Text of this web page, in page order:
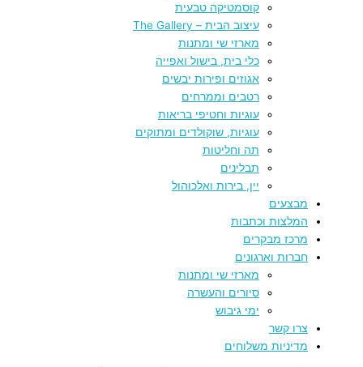
קוסמטיקה טבעית
עיצוב הבית – The Gallery
מארזי שי ומתנות
כלי בית, בישול ואפייה
אגוזים ופירות יבשים
רטבים וממרחים
עוגיות וחטיפי בריאות
עוגיות, שוקולדים ומתוקים
תה וחליטות
תבלינים
יין, בירות ואלכוהול
מבצעים
המלצות וכתבות
מרכז מבקרים
חברות וארגונים
מארזי שי ומתנות
סיורים והעשרה
ימי גיבוש
צרו קשר
מדיניות משלוחים